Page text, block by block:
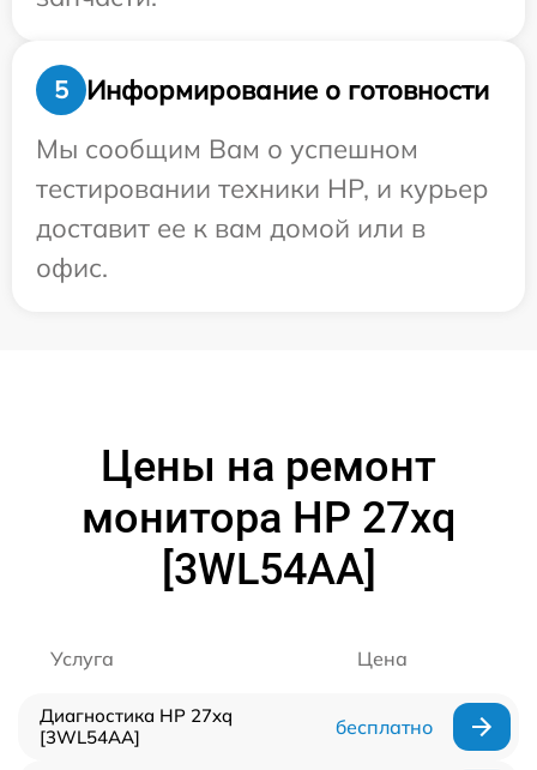
5
Информирование о готовности
Мы сообщим Вам о успешном
тестировании техники HP, и курьер
доставит ее к вам домой или в
офис.
Цены на ремонт
монитора HP 27xq
[3WL54AA]
Услуга Цена
Диагностика HP 27xq
[3WL54AA]
бесплатно